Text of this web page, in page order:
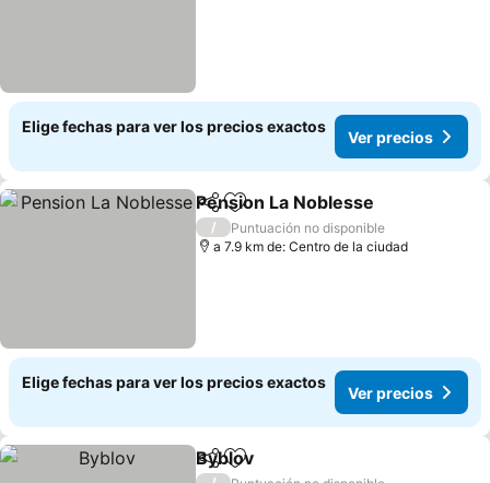
Elige fechas para ver los precios exactos
Ver precios
CompartirAgregar a favoritos
Pension La Noblesse
/
Puntuación no disponible
a 7.9 km de: Centro de la ciudad
Elige fechas para ver los precios exactos
Ver precios
CompartirAgregar a favoritos
Byblov